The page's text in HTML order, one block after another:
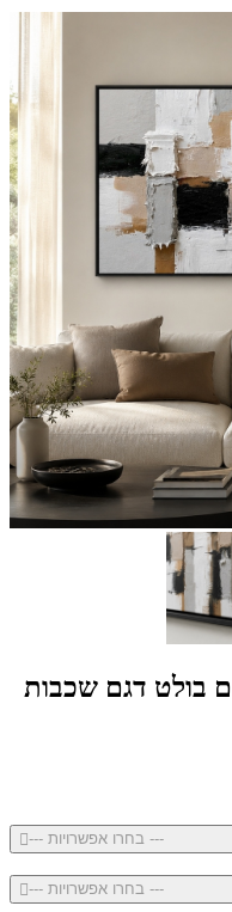
בולט דגם שכבות
--- בחרו אפשרויות ---
--- בחרו אפשרויות ---